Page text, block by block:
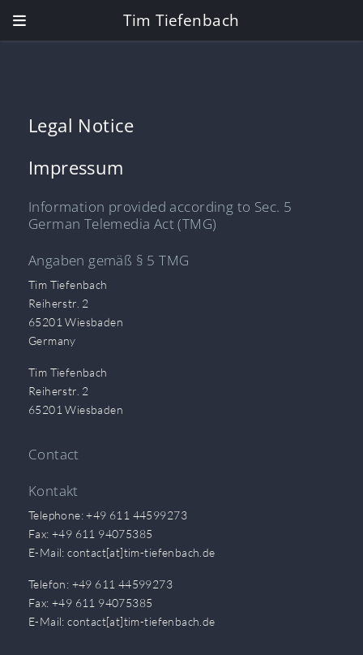
Tim Tiefenbach
Legal Notice
Impressum
Information provided according to Sec. 5
German Telemedia Act (TMG)
Angaben gemäß § 5 TMG
Tim Tiefenbach
Reiherstr. 2
65201 Wiesbaden
Germany
Tim Tiefenbach
Reiherstr. 2
65201 Wiesbaden
Contact
Kontakt
Telephone: +49 611 44599273
Fax: +49 611 94075385
E-Mail: contact[at]tim-tiefenbach.de
Telefon: +49 611 44599273
Fax: +49 611 94075385
E-Mail: contact[at]tim-tiefenbach.de